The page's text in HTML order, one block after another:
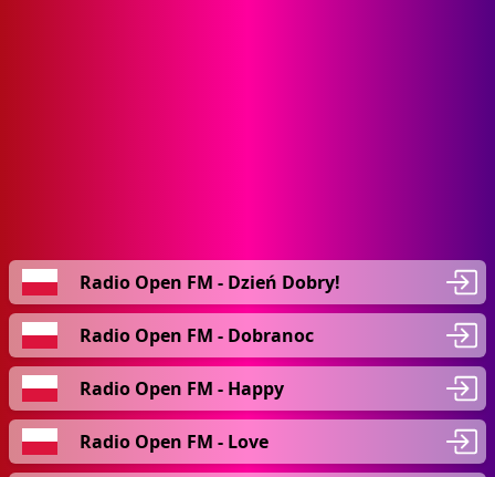
Radio Open FM - Dzień Dobry!
Radio Open FM - Dobranoc
Radio Open FM - Happy
Radio Open FM - Love